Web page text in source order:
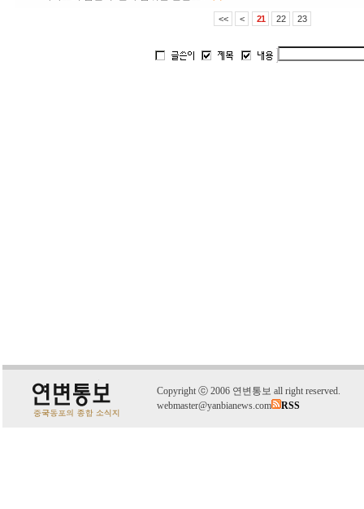
<< < 21 22 23
Copyright ⓒ 2006 연변통보 all right reserved.
webmaster@yanbianews.com
RSS